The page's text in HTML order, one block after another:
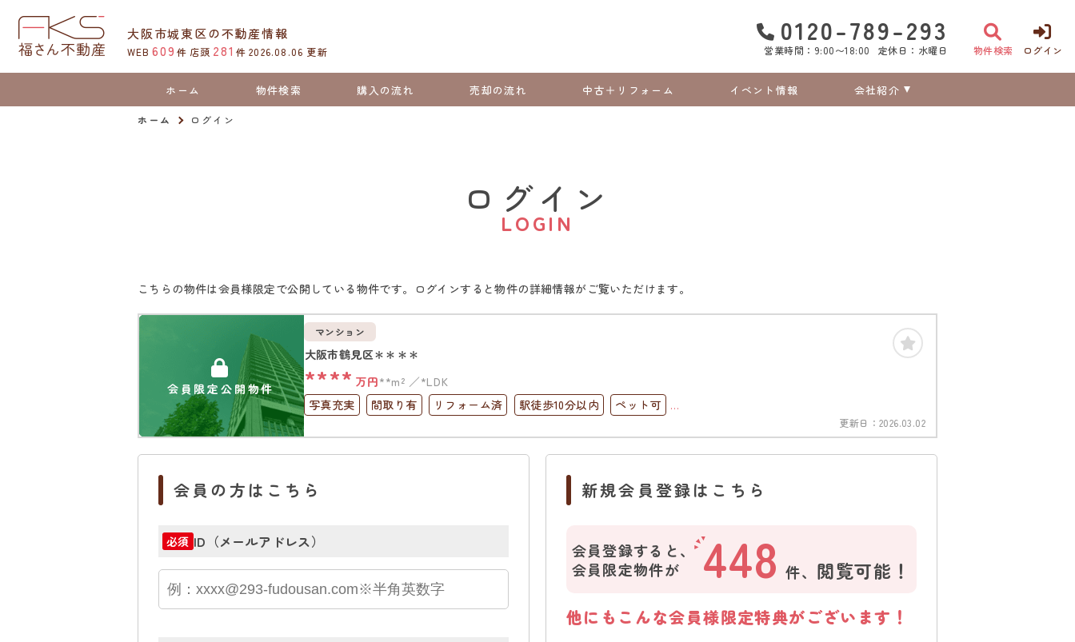
大阪市城東区の不動産情報
WEB 609 件 店頭 281 件 2026.08.06 更新
0120-789-293
営業時間：9:00〜18:00 定休日：水曜日 物件検索 ログイン
ホーム 物件検索 購入の流れ 売却の流れ 中古＋リフォーム イベント情報 会社紹介
ホーム ログイン
ログイン
LOGIN
こちらの物件は会員様限定で公開している物件です。ログインすると物件の詳細情報がご覧いただけます。
会員限定公開物件
マンション
大阪市鶴見区＊＊＊＊
**** 万円**m²
*LDK
写真充実
間取り有 リフォーム済 駅徒歩10分以内
ペット可
オートロック
上下水道完備
更新日： 2026.03.02
会員の方はこちら
必須 ID（メールアドレス）
新規会員登録はこちら
会員登録すると、
会員限定物件が
448 件、 閲覧可能！
他にもこんな会員様限定特典がございます！